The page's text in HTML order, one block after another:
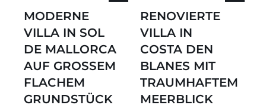
MODERNE
VILLA IN SOL
DE MALLORCA
AUF GROSSEM
FLACHEM
GRUNDSTÜCK
RENOVIERTE
VILLA IN
COSTA DEN
BLANES MIT
TRAUMHAFTEM
MEERBLICK